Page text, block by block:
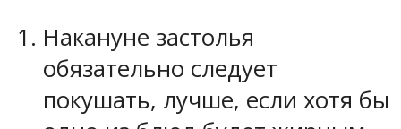
Накануне застолья
обязательно следует
покушать, лучше, если хотя бы